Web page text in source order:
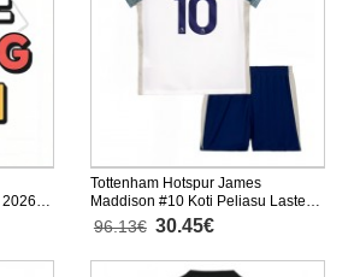
Tottenham Hotspur James
Maddison #10 Koti Peliasu Lasten
2025-26 Lyhythihainen (+ Lyhyet
housut)
96.13€ 30.45€